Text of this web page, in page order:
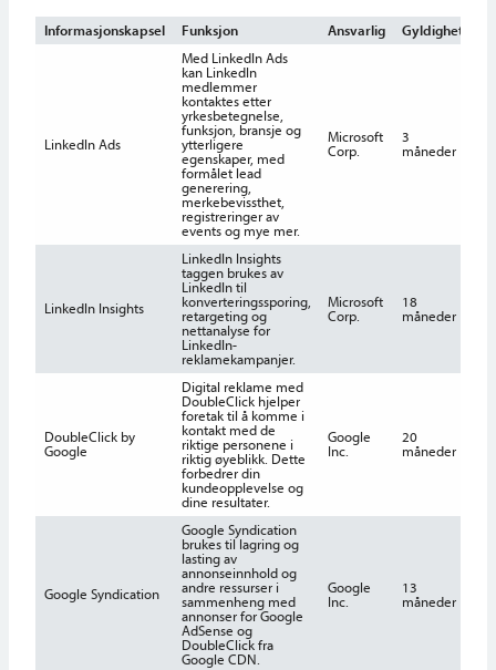
Informasjonskapsel Funksjon Ansvarlig Gyldighet
LinkedIn Ads
Med LinkedIn Ads
kan LinkedIn
medlemmer
kontaktes etter
yrkesbetegnelse,
funksjon, bransje og
ytterligere
egenskaper, med
formålet lead
generering,
merkebevissthet,
registreringer av
events og mye mer.
Microsoft
Corp.
3
måneder
LinkedIn Insights
LinkedIn Insights
taggen brukes av
LinkedIn til
konverteringssporing,
retargeting og
nettanalyse for
LinkedIn-
reklamekampanjer.
Microsoft
Corp.
18
måneder
DoubleClick by
Google
Digital reklame med
DoubleClick hjelper
foretak til å komme i
kontakt med de
riktige personene i
riktig øyeblikk. Dette
forbedrer din
kundeopplevelse og
dine resultater.
Google
Inc.
20
måneder
Google Syndication
Google Syndication
brukes til lagring og
lasting av
annonseinnhold og
andre ressurser i
sammenheng med
annonser for Google
AdSense og
DoubleClick fra
Google CDN.
Google
Inc.
13
måneder